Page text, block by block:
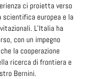
ci proietta verso
scientifica europea e la
L’Italia ha
con un impegno
la cooperazione
ricerca di frontiera e
Bernini.